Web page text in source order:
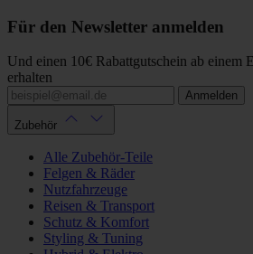
Für den Newsletter anmelden
Und einen 10€ Rabattgutschein ab einem
erhalten
Anmelden
Zubehör
Alle Zubehör-Teile
Felgen & Räder
Nutzfahrzeuge
Reisen & Transport
Schutz & Komfort
Styling & Tuning